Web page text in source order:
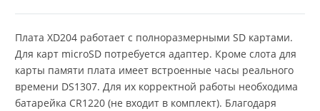
Плата XD204 работает с полноразмерными SD картами.
Для карт microSD потребуется адаптер. Кроме слота для
карты памяти плата имеет встроенные часы реального
времени DS1307. Для их корректной работы необходима
батарейка CR1220 (не входит в комплект). Благодаря